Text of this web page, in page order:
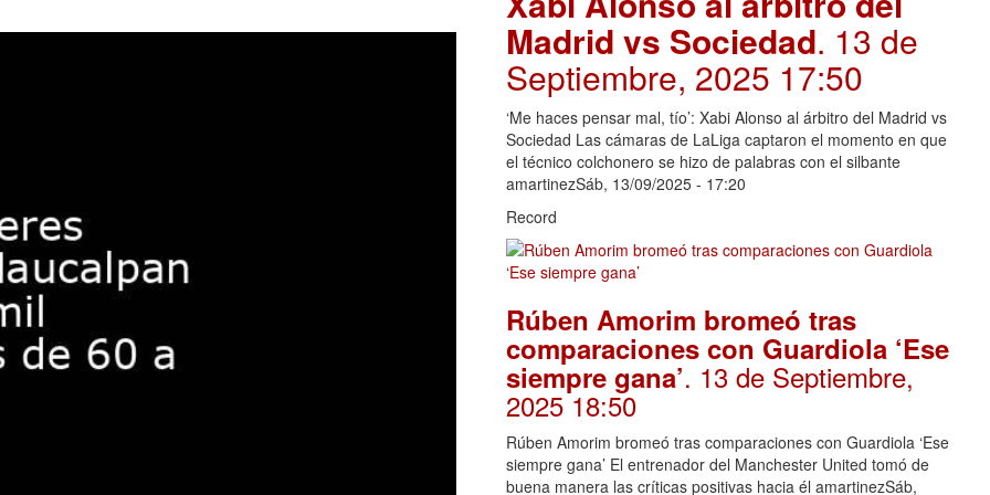
Madrid vs Sociedad. 13 de
Septiembre, 2025 17:50
‘Me haces pensar mal, tío’: Xabi Alonso al árbitro del Madrid vs
Sociedad Las cámaras de LaLiga captaron el momento en que
el técnico colchonero se hizo de palabras con el silbante
amartinezSáb, 13/09/2025 - 17:20
Record
Rúben Amorim bromeó tras
comparaciones con Guardiola ‘Ese
siempre gana’. 13 de Septiembre,
2025 18:50
Rúben Amorim bromeó tras comparaciones con Guardiola ‘Ese
siempre gana’ El entrenador del Manchester United tomó de
buena manera las críticas positivas hacia él amartinezSáb,